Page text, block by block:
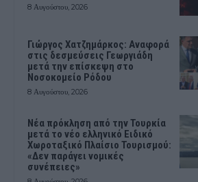
8 Αυγούστου, 2026
Γιώργος Χατζημάρκος: Αναφορά
στις δεσμεύσεις Γεωργιάδη
μετά την επίσκεψη στο
Νοσοκομείο Ρόδου
8 Αυγούστου, 2026
Νέα πρόκληση από την Τουρκία
μετά το νέο ελληνικό Ειδικό
Χωροταξικό Πλαίσιο Τουρισμού:
«Δεν παράγει νομικές
συνέπειες»